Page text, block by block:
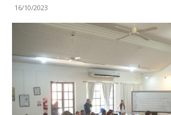
16/10/2023